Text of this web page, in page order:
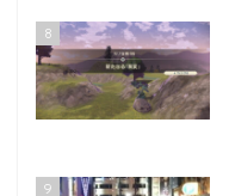
8
9